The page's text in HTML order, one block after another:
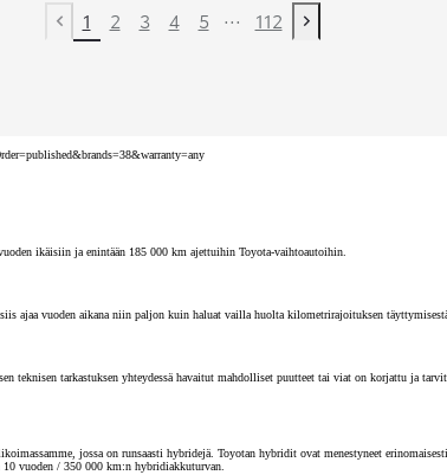
Previous page
1 2 3 4 5 ... 112
Next page
ikäisiin ja enintään 185 000 km ajettuihin Toyota-vaihtoautoihin.
ajaa vuoden aikana niin paljon kuin haluat vailla huolta kilometrirajoituksen
teknisen tarkastuksen yhteydessä havaitut mahdolliset puutteet tai viat on korjattu ja
jossa on runsaasti hybridejä. Toyotan hybridit ovat menestyneet
vuoden / 350 000 km:n hybridiakkuturvan.